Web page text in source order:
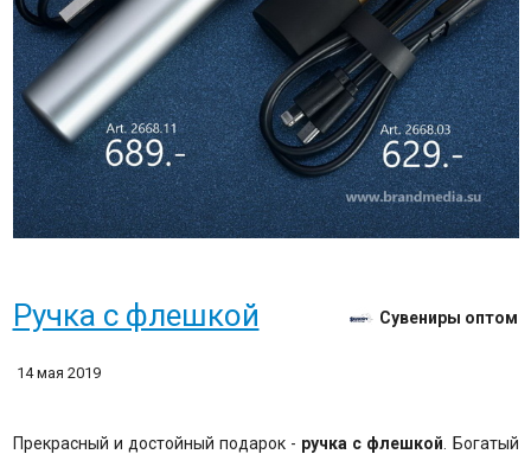
Ручка с флешкой Сувениры оптом
14 мая 2019
Прекрасный и достойный подарок - ручка с флешкой . Богатый